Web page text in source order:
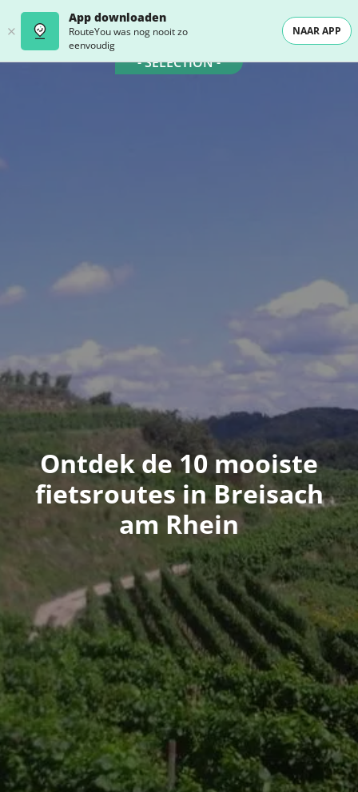
App downloaden
RouteYou was nog nooit zo
eenvoudig
NAAR APP
- SELECTION -
Ontdek de 10 mooiste
fietsroutes in Breisach
am Rhein